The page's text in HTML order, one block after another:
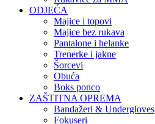
ODJEĆA
Majice i topovi
Majice bez rukava
Pantalone i helanke
Trenerke i jakne
Šorcevi
Obuća
Boks ponco
ZAŠTITNA OPREMA
Bandažeri & Undergloves
Fokuseri